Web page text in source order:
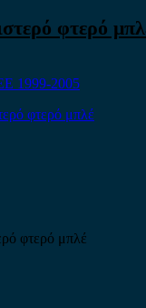
φτερό
1999-2005
φτερό μπλέ